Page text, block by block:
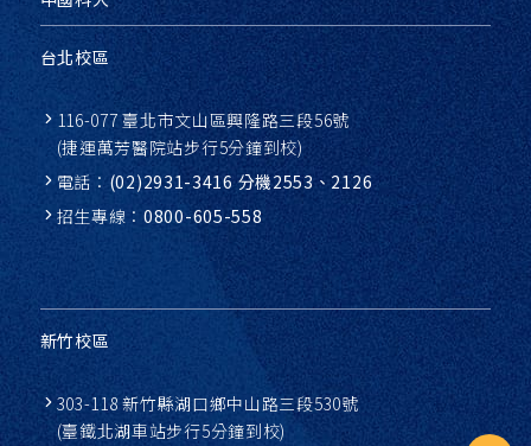
台北校區
116-077 臺北市文山區興隆路三段56號
(捷運萬芳醫院站步行5分鐘到校)
電話： (02)2931-3416 分機2553、2126
招生專線：0800-605-558
新竹校區
303-118 新竹縣湖口鄉中山路三段530號
(臺鐵北湖車站步行5分鐘到校)